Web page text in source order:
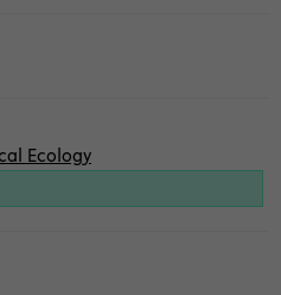
Ecology